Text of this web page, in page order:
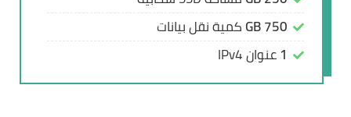
750 GB
كمية نقل بيانات
1عنوان IPv4
750 GB
كمية نقل بيانات
1عنوان IPv4